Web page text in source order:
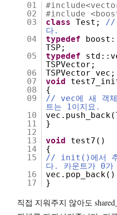
01
02
#include
03
class Test; //
다.
04
typedef
TSP;
05
typedef
TSPVector;
06
TSPVector vec;
07
void
08
{
09
// vec에 새 객체
트는 1이지요.
10
11
}
12
13
void
test7()
14
{
15
// init()에서 추
다. 카운트가 0가
16
17
}
직접 지워주지 않아도